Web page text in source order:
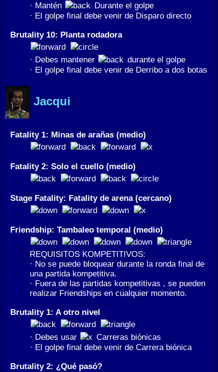
· Mantén
Durante el golpe
· El golpe final debe venir de Disparo directo
Brutality 10: Planta rodadora
· Debes mantener
durante el golpe
· El golpe final debe venir de Derribo a dos botas
Jacqui
Fatality 1: Minas de arañas (medio)
Fatality 2: Solo el cuello (medio)
Stage Fatality: Fatality de arena (cercano)
Friendship: Tambaleo temporal (medio)
REQUISITOS KOMPETITIVOS:
· No se puede bloquear durante la ronda final de
una partida kompetitiva.
· Fuera de las partidas kompetitivas , se pueden
realizar Friendships en cualquier momento.
Brutality 1: A otro nivel
· Debes usar
Carreras biónicas
· El golpe final debe venir de Carrera biónica
Brutality 2: ¿Qué pasó?